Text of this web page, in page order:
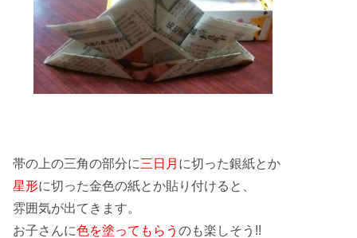
帯の上の三角の部分に三日月 に切った銀紙とか
星形に切った金色の紙とか貼り付けると、
雰囲気が出てきます。
お子さんに色を塗ってもらう のも楽しそう!!